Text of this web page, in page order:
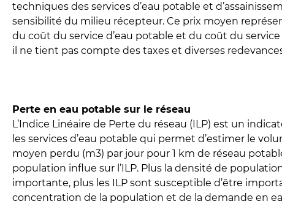
techniques des services d’eau potable et
sensibilité du milieu récepteur. Ce prix moyen
du coût du service d’eau potable et du coût du
il ne tient pas compte des taxes et diverses
Perte en eau potable sur le réseau
L’Indice Linéaire de Perte du réseau (ILP) est un
les services d’eau potable qui permet d’estimer le
moyen perdu (m3) par jour pour 1 km de réseau
population influe sur l’ILP. Plus la densité de
importante, plus les ILP sont susceptible d’être
concentration de la population et de la demande en